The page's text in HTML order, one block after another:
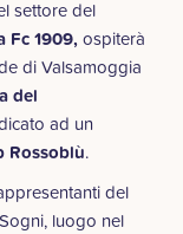
settore del
Fc 1909, ospiterà
di Valsamoggia
del
ad un
Rossoblù.
del
luogo nel